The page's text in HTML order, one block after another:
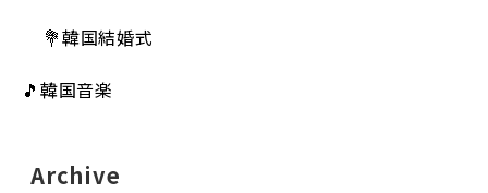
💐韓国結婚式
🎵韓国音楽
Archive